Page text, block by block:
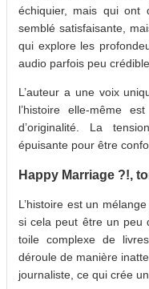
échiquier, mais qui ont
semblé satisfaisante,
qui explore les
audio parfois peu
L’auteur a une voix
l’histoire elle-même
d’originalité. La
épuisante pour être
Happy Marriage ?!,
L’histoire est un
si cela peut être un peu
toile complexe de
déroule de manière
journaliste, ce qui crée